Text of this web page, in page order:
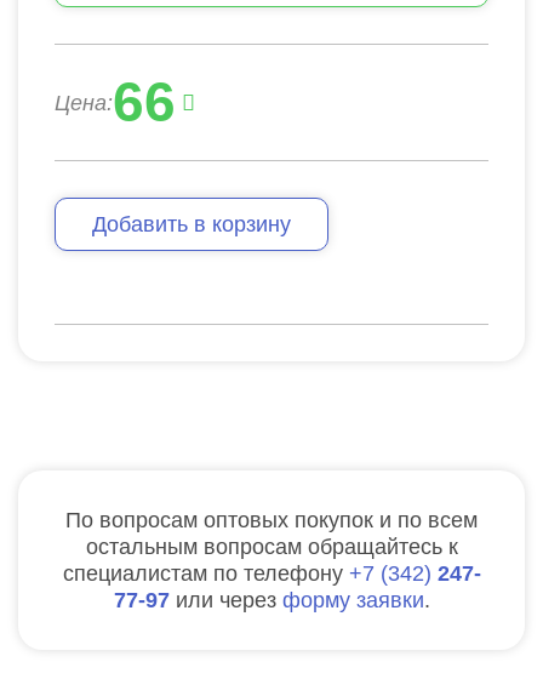
Цена:66
Добавить в корзину
По вопросам оптовых покупок и по всем
остальным вопросам обращайтесь к
специалистам по телефону
7 342 247-
77-97 или через форму заявки.